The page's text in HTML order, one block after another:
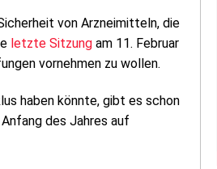
von Arzneimitteln, die
letzte Sitzung am 11. Februar
vornehmen zu wollen.
haben könnte, gibt es schon
des Jahres auf